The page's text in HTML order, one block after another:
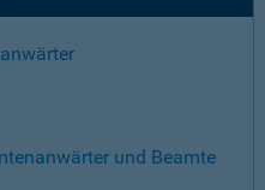
und Beamte